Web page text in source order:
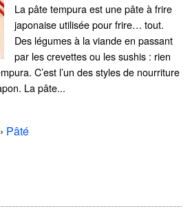
La pâte tempura est une pâte à frire
japonaise utilisée pour frire… tout.
Des légumes à la viande en passant
par les crevettes ou les sushis : rien
C’est l’un des styles de nourriture
La pâte...
Pâté